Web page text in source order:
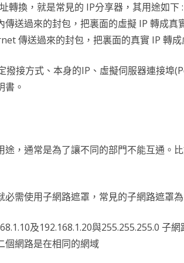
轉換，就是常見的 IP分享器，其用途如下 :
傳送過來的封包，把裏面的虛擬 IP 轉成真
傳送過來的封包，把裏面的真實 IP 轉成
撥接方式、本身的IP、虛擬伺服器連接埠
書。
途，通常是為了讓不同的部門不能互通。
必需使用子網路遮罩，常見的子網路遮罩為
及192.168.1.20與255.255.255.0 子
個網路是在相同的網域